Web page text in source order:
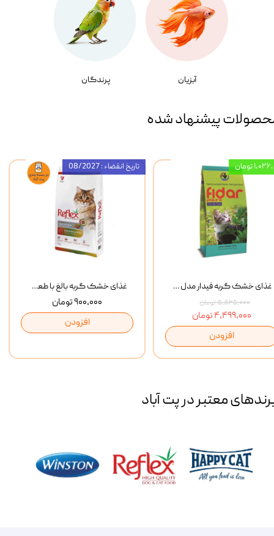
آبزیان پرندگان
پیشنهاد شده
غذای خشک گربه بالغ با طعم مرغ و برنج رفلکس Reflex Multi Color Chicken And Rice وزن 1 کیلوگرم
۹۰۰,۰۰۰ تومان
افزودن
تاریخ انقضاء : 08/2027
غذای خشک گربه فیدار مدل Adult وزن 10 کیلوگرم
۵,۵۲۵,۰۰۰ تومان
۴,۴۹۹,۰۰۰ تومان
افزودن
تومان
معتبر در پت آباد